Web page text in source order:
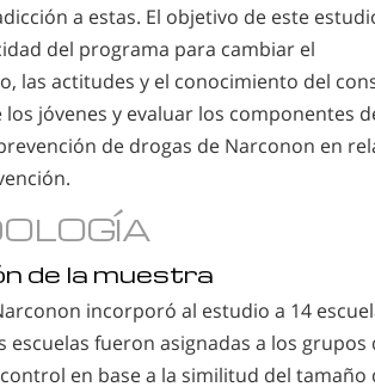
a estas. El objetivo de este
del programa para cambiar el
las actitudes y el conocimiento del
jóvenes y evaluar los componentes
de drogas de Narconon en
de la muestra
incorporó al estudio a 14
escuelas fueron asignadas a los grupos
en base a la similitud del tamaño